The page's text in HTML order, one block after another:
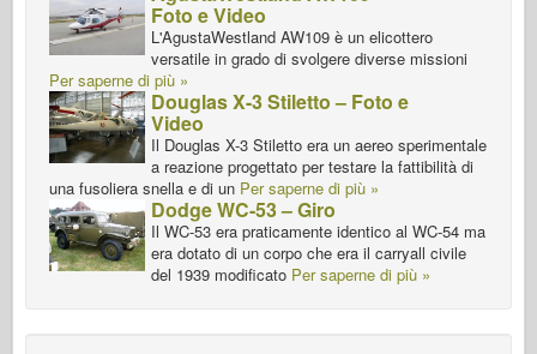
Foto e Video
L'AgustaWestland AW109 è un elicottero
versatile in grado di svolgere diverse missioni
Per saperne di più »
Douglas X-3 Stiletto – Foto e
Video
Il Douglas X-3 Stiletto era un aereo sperimentale
a reazione progettato per testare la fattibilità di
una fusoliera snella e di un Per saperne di più »
Dodge WC-53 – Giro
Il WC-53 era praticamente identico al WC-54 ma
era dotato di un corpo che era il carryall civile
del 1939 modificato Per saperne di più »